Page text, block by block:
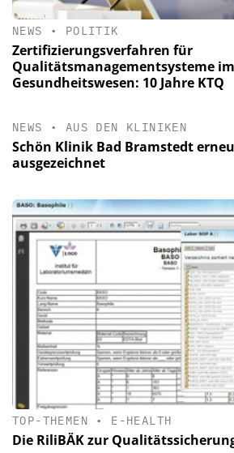
NEWS • POLITIK
Zertifizierungsverfahren für
Qualitätsmanagementsysteme im
Gesundheitswesen: 10 Jahre KTQ
NEWS • AUS DEN KLINIKEN
Schön Klinik Bad Bramstedt
ausgezeichnet
TOP-THEMEN • E-HEALTH
Die RiliBÄK zur